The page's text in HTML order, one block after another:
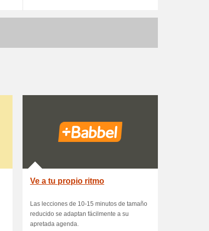
Ve a tu propio ritmo
Las lecciones de 10-15 minutos de tamaño
reducido se adaptan fácilmente a su
apretada agenda.